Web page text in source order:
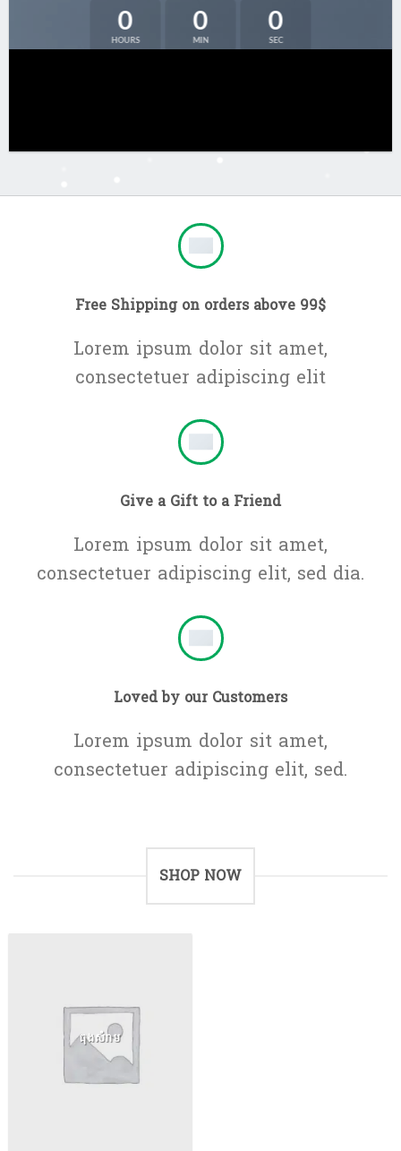
0
HOURS
0
MIN
0
SEC
Free Shipping on orders above 99$
Lorem ipsum dolor sit amet,
consectetuer adipiscing elit
Give a Gift to a Friend
Lorem ipsum dolor sit amet,
consectetuer adipiscing elit, sed dia.
Loved by our Customers
Lorem ipsum dolor sit amet,
consectetuer adipiscing elit, sed.
SHOP NOW
ធុងសំរាម